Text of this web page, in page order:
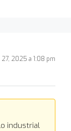
2025 a 1:08 pm
industrial